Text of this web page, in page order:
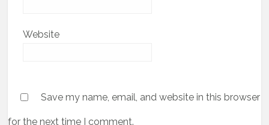
Website
Save my name, email, and website in this browser
for the next time I comment.